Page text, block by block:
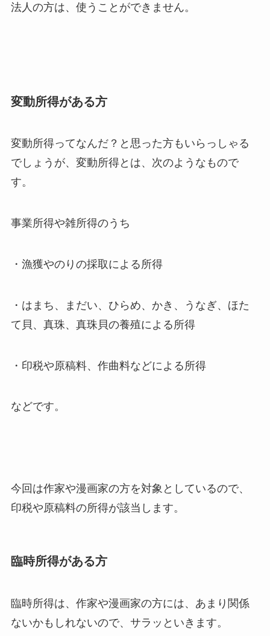
法人の方は、使うことができません。
変動所得がある方
変動所得ってなんだ？と思った方もいらっしゃる
でしょうが、変動所得とは、次のようなもので
す。
事業所得や雑所得のうち
・漁獲やのりの採取による所得
・はまち、まだい、ひらめ、かき、うなぎ、ほた
て貝、真珠、真珠貝の養殖による所得
・印税や原稿料、作曲料などによる所得
などです。
今回は作家や漫画家の方を対象としているので、
印税や原稿料の所得が該当します。
臨時所得がある方
臨時所得は、作家や漫画家の方には、あまり関係
ないかもしれないので、サラッといきます。